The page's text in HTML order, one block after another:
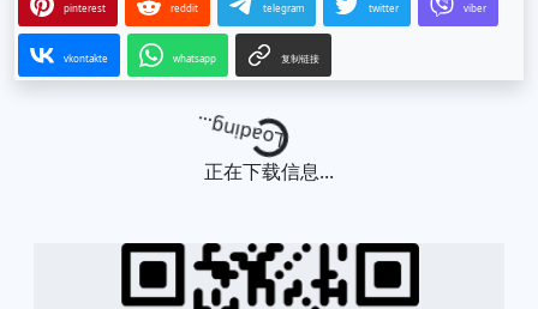
pinterest reddit telegram twitter viber
vkontakte whatsapp 复制链接
Loading...
正在下载信息...